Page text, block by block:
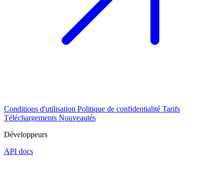
Conditions d'utilisation Politique de confidentialité Tarifs
Téléchargements Nouveautés
Développeurs
API docs